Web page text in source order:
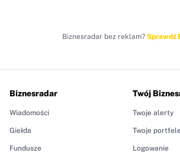
Biznesradar bez reklam? Sprawdź
Biznesradar
Wiadomości
Giełda
Fundusze
Twój
Twoje alerty
Twoje
Logowanie